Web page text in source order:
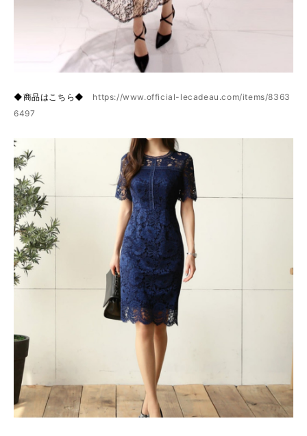
◆商品はこちら◆ https://www.official-lecadeau.com/items/8363
6497